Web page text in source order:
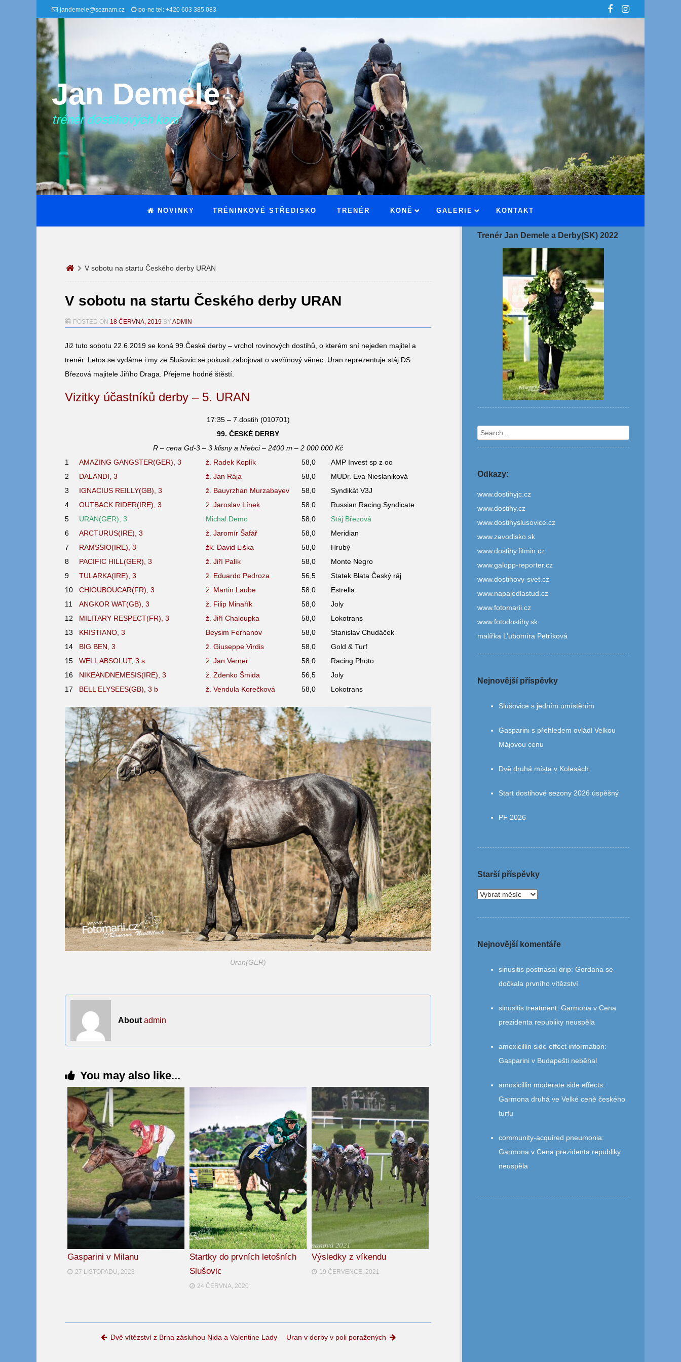
jandemele@seznam.cz po-ne tel: +420 603 385 083
Jan Demele
trénér dostihových koní
NOVINKY TRÉNINKOVÉ STŘEDISKO TRENÉR KONĚ GALERIE KONTAKT
V sobotu na startu Českého derby URAN
V sobotu na startu Českého derby URAN
POSTED ON 18 ČERVNA, 2019 BYADMIN
Již tuto sobotu 22.6.2019 se koná 99.České derby – vrchol rovinových dostihů, o kterém sní nejeden majitel a
trenér. Letos se vydáme i my ze Slušovic se pokusit zabojovat o vavřínový věnec. Uran reprezentuje stáj DS
Březová majitele Jiřího Draga. Přejeme hodně štěstí.
Vizitky účastníků derby – 5. URAN
17:35 – 7.dostih (010701)
99. ČESKÉ DERBY
R – cena Gd-3 – 3 klisny a hřebci – 2400 m – 2 000 000 Kč
1
AMAZING GANGSTER(GER), 3 ž. Radek Koplík 58,0
AMP Invest sp z oo
2
DALANDI, 3 ž. Jan Rája 58,0
MUDr. Eva Nieslaniková
3
IGNACIUS REILLY(GB), 3 ž. Bauyrzhan Murzabayev 58,0
Syndikát V3J
4
OUTBACK RIDER(IRE), 3 ž. Jaroslav Línek 58,0
Russian Racing Syndicate
5
URAN(GER), 3 Michal Demo 58,0
Stáj Březová
6
ARCTURUS(IRE), 3 ž. Jaromír Šafář 58,0
Meridian
7
RAMSSIO(IRE), 3 žk. David Liška 58,0
Hrubý
8
PACIFIC HILL(GER), 3 ž. Jiří Palík 58,0
Monte Negro
9
TULARKA(IRE), 3 ž. Eduardo Pedroza 56,5
Statek Blata Český ráj
10
CHIOUBOUCAR(FR), 3 ž. Martin Laube 58,0
Estrella
11
ANGKOR WAT(GB), 3 ž. Filip Minařík 58,0
Joly
12
MILITARY RESPECT(FR), 3 ž. Jiří Chaloupka 58,0
Lokotrans
13
KRISTIANO, 3 Beysim Ferhanov 58,0
Stanislav Chudáček
14
BIG BEN, 3 ž. Giuseppe Virdis 58,0
Gold & Turf
15
WELL ABSOLUT, 3 s ž. Jan Verner 58,0
Racing Photo
16
NIKEANDNEMESIS(IRE), 3 ž. Zdenko Šmida 56,5
Joly
17
BELL ELYSEES(GB), 3 b ž. Vendula Korečková 58,0 Lokotrans
Uran(GER)
About admin
You may also like...
Gasparini v Milanu
27 LISTOPADU, 2023
Startky do prvních letošních
Slušovic
24 ČERVNA, 2020
Výsledky z víkendu
19 ČERVENCE, 2021
Post navigation
Dvě vítězství z Brna zásluhou Nida a Valentine Lady Uran v derby v poli poražených
Trenér Jan Demele a Derby(SK) 2022
Search
Odkazy:
www.dostihyjc.cz
www.dostihy.cz
www.dostihyslusovice.cz
www.zavodisko.sk
www.dostihy.fitmin.cz
www.galopp-reporter.cz
www.dostihovy-svet.cz
www.napajedlastud.cz
www.fotomarii.cz
www.fotodostihy.sk
malířka L’ubomíra Petríková
Nejnovější příspěvky
Slušovice s jedním umístěním
Gasparini s přehledem ovládl Velkou
Májovou cenu
Dvě druhá místa v Kolesách
Start dostihové sezony 2026 úspěšný
PF 2026
Starší příspěvky
Nejnovější komentáře
sinusitis postnasal drip: Gordana se
dočkala prvního vítězství
sinusitis treatment: Garmona v Cena
prezidenta republiky neuspěla
amoxicillin side effect information:
Gasparini v Budapešti neběhal
amoxicillin moderate side effects:
Garmona druhá ve Velké ceně českého
turfu
community‑acquired pneumonia:
Garmona v Cena prezidenta republiky
neuspěla